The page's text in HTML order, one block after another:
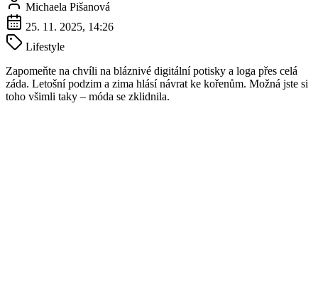
Michaela Pišanová
25. 11. 2025, 14:26
Lifestyle
Zapomeňte na chvíli na bláznivé digitální potisky a loga přes celá
záda. Letošní podzim a zima hlásí návrat ke kořenům. Možná jste si
toho všimli taky – móda se zklidnila.